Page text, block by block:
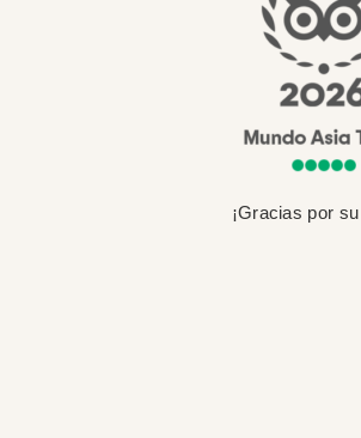
¡Gracias por